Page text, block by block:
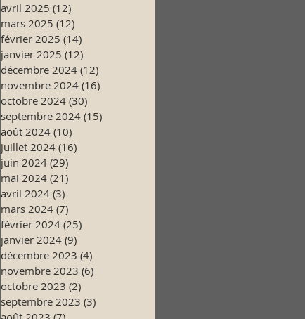
avril 2025 (12)
mars 2025 (12)
février 2025 (14)
janvier 2025 (12)
décembre 2024 (12)
novembre 2024 (16)
octobre 2024 (30)
septembre 2024 (15)
août 2024 (10)
juillet 2024 (16)
juin 2024 (29)
mai 2024 (21)
avril 2024 (3)
mars 2024 (7)
février 2024 (25)
janvier 2024 (9)
décembre 2023 (4)
novembre 2023 (6)
octobre 2023 (2)
septembre 2023 (3)